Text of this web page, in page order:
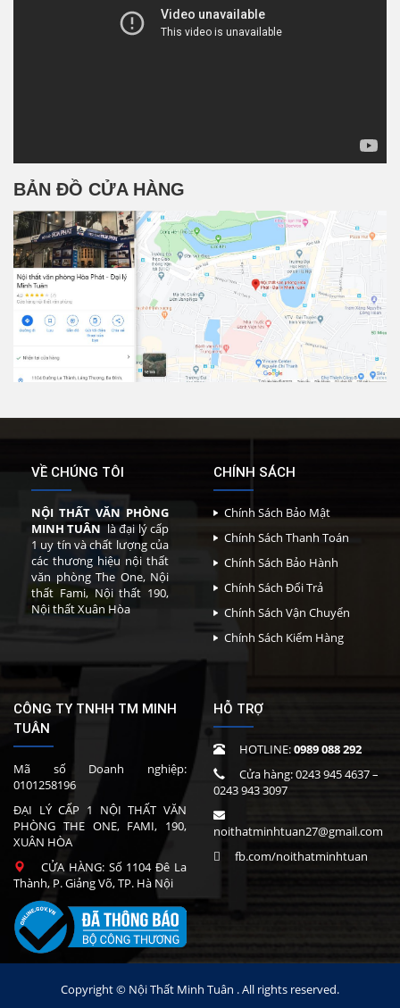
BẢN ĐỒ CỬA HÀNG
VỀ CHÚNG TÔI
NỘI THẤT VĂN PHÒNG
MINH TUÂN là đại lý cấp
1 uy tín và chất lượng của
các thương hiệu nội thất
văn phòng The One, Nội
thất Fami, Nội thất 190,
Nội thất Xuân Hòa
CHÍNH SÁCH
Chính Sách Bảo Mật
Chính Sách Thanh Toán
Chính Sách Bảo Hành
Chính Sách Đổi Trả
Chính Sách Vận Chuyển
Chính Sách Kiểm Hàng
CÔNG TY TNHH TM MINH
TUÂN
Mã số Doanh nghiệp:
0101258196
ĐẠI LÝ CẤP 1 NỘI THẤT VĂN
PHÒNG THE ONE, FAMI, 190,
XUÂN HÒA
CỬA HÀNG: Số 1104 Đê La
Thành, P. Giảng Võ, TP. Hà Nội
HỖ TRỢ
HOTLINE:0989 088 292
Cửa hàng:0243 945 4637–
0243 943 3097
noithatminhtuan27@gmail.com
fb.com/noithatminhtuan
Copyright © Nội Thất Minh Tuân . All rights reserved.